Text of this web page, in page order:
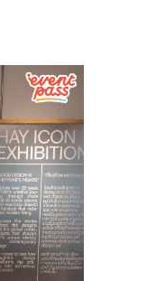
เจกต์ใหม่ ปี 69